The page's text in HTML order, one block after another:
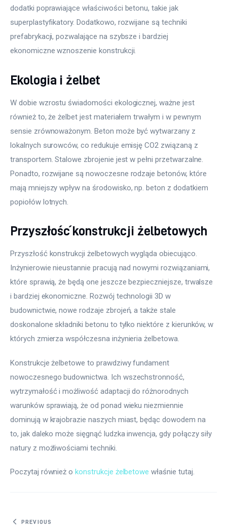
dodatki poprawiające właściwości betonu, takie jak
superplastyfikatory. Dodatkowo, rozwijane są techniki
prefabrykacji, pozwalające na szybsze i bardziej
ekonomiczne wznoszenie konstrukcji.
Ekologia i żelbet
W dobie wzrostu świadomości ekologicznej, ważne jest
również to, że żelbet jest materiałem trwałym i w pewnym
sensie zrównoważonym. Beton może być wytwarzany z
lokalnych surowców, co redukuje emisję CO2 związaną z
transportem. Stalowe zbrojenie jest w pełni przetwarzalne.
Ponadto, rozwijane są nowoczesne rodzaje betonów, które
mają mniejszy wpływ na środowisko, np. beton z dodatkiem
popiołów lotnych.
Przyszłość konstrukcji żelbetowych
Przyszłość konstrukcji żelbetowych wygląda obiecująco.
Inżynierowie nieustannie pracują nad nowymi rozwiązaniami,
które sprawią, że będą one jeszcze bezpieczniejsze, trwalsze
i bardziej ekonomiczne. Rozwój technologii 3D w
budownictwie, nowe rodzaje zbrojeń, a także stale
doskonalone składniki betonu to tylko niektóre z kierunków, w
których zmierza współczesna inżynieria żelbetowa.
Konstrukcje żelbetowe to prawdziwy fundament
nowoczesnego budownictwa. Ich wszechstronność,
wytrzymałość i możliwość adaptacji do różnorodnych
warunków sprawiają, że od ponad wieku niezmiennie
dominują w krajobrazie naszych miast, będąc dowodem na
to, jak daleko może sięgnąć ludzka inwencja, gdy połączy siły
natury z możliwościami techniki.
Poczytaj również o konstrukcje żelbetowe właśnie tutaj.
Nawigacja
PREVIOUS